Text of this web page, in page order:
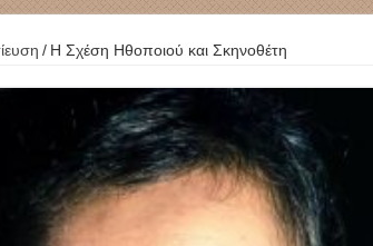
/ Η Σχέση Ηθοποιού και Σκηνοθέτη